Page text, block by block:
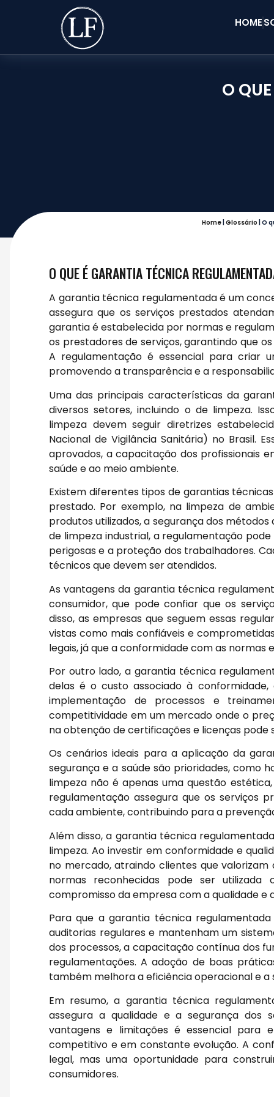
HOME
O
Home| Glossário O
O QUE É GARANTIA TÉCNICA
A garantia técnica regulamentada é um
assegura que os serviços prestados
garantia é estabelecida por normas e
os prestadores de serviços, garantindo que
A regulamentação é essencial para criar
promovendo a transparência e a
Uma das principais características da
diversos setores, incluindo o de limpeza.
limpeza devem seguir diretrizes
Nacional de Vigilância Sanitária) no Brasil.
aprovados, a capacitação dos profissionais
saúde e ao meio ambiente.
Existem diferentes tipos de garantias
prestado. Por exemplo, na limpeza de
produtos utilizados, a segurança dos
de limpeza industrial, a regulamentação
perigosas e a proteção dos trabalhadores.
técnicos que devem ser atendidos.
As vantagens da garantia técnica
consumidor, que pode confiar que os
disso, as empresas que seguem essas
vistas como mais confiáveis e
legais, já que a conformidade com as normas
Por outro lado, a garantia técnica
delas é o custo associado à
implementação de processos e
competitividade em um mercado onde o
na obtenção de certificações e licenças
Os cenários ideais para a aplicação da
segurança e a saúde são prioridades, como
limpeza não é apenas uma questão
regulamentação assegura que os serviços
cada ambiente, contribuindo para a
Além disso, a garantia técnica
limpeza. Ao investir em conformidade e
no mercado, atraindo clientes que
normas reconhecidas pode ser
compromisso da empresa com a qualidade e
Para que a garantia técnica
auditorias regulares e mantenham um
dos processos, a capacitação contínua dos
regulamentações. A adoção de boas
também melhora a eficiência operacional e a
Em resumo, a garantia técnica
assegura a qualidade e a segurança dos
vantagens e limitações é essencial para
competitivo e em constante evolução. A
legal, mas uma oportunidade para
consumidores.